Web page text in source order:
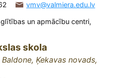
vmv@valmiera.edu.lv
un apmācību centri,
skola
Ķekavas novads,